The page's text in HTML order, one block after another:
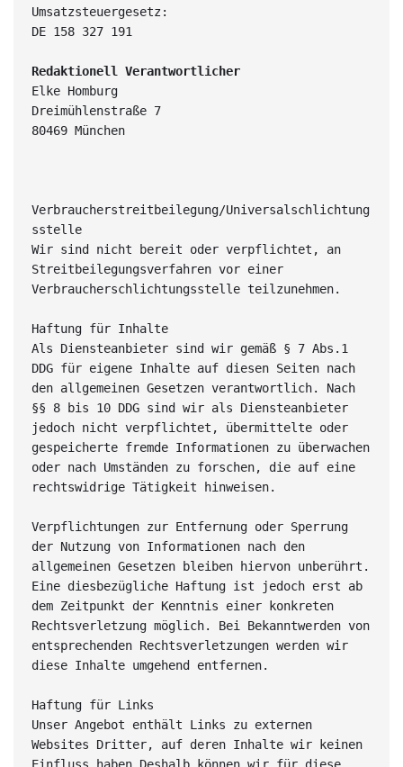
Umsatzsteuergesetz:
DE 158 327 191
Redaktionell Verantwortlicher
Elke Homburg
Dreimühlenstraße 7
80469 München
Verbraucherstreitbeilegung/Universalschlichtung
sstelle
Wir sind nicht bereit oder verpflichtet, an
Streitbeilegungsverfahren vor einer
Verbraucherschlichtungsstelle teilzunehmen.
Haftung für Inhalte
Als Diensteanbieter sind wir gemäß § 7 Abs.1
DDG für eigene Inhalte auf diesen Seiten nach
den allgemeinen Gesetzen verantwortlich. Nach
§§ 8 bis 10 DDG sind wir als Diensteanbieter
jedoch nicht verpflichtet, übermittelte oder
gespeicherte fremde Informationen zu überwachen
oder nach Umständen zu forschen, die auf eine
rechtswidrige Tätigkeit hinweisen.
Verpflichtungen zur Entfernung oder Sperrung
der Nutzung von Informationen nach den
allgemeinen Gesetzen bleiben hiervon unberührt.
Eine diesbezügliche Haftung ist jedoch erst ab
dem Zeitpunkt der Kenntnis einer konkreten
Rechtsverletzung möglich. Bei Bekanntwerden von
entsprechenden Rechtsverletzungen werden wir
diese Inhalte umgehend entfernen.
Haftung für Links
Unser Angebot enthält Links zu externen
Websites Dritter, auf deren Inhalte wir keinen